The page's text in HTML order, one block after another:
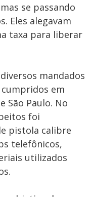
se passando
Eles alegavam
taxa para liberar
mandados
em
São Paulo. No
foi
pistola calibre
telefônicos,
utilizados